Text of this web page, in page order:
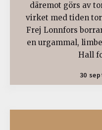
däremot görs av
virket med tiden
Frej Lonnfors
en urgammal,
Hall
30